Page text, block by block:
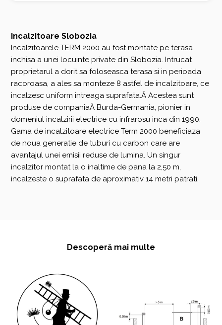
Incalzitoare Slobozia
Incalzitoarele TERM 2000 au fost montate pe terasa
inchisa a unei locuinte private din Slobozia. Intrucat
proprietarul a dorit sa foloseasca terasa si in perioada
racoroasa, a ales sa monteze 8 astfel de incalzitoare, ce
incalzesc uniform intreaga suprafata.Â Acestea sunt
produse de companiaÂ Burda-Germania, pionier in
domeniul incalzirii electrice cu infrarosu inca din 1990.
Gama de incalzitoare electrice Term 2000 beneficiaza
de noua generatie de tuburi cu carbon care are
avantajul unei emisii reduse de lumina. Un singur
incalzitor montat la o inaltime de pana la 2,50 m,
incalzeste o suprafata de aproximativ 14 metri patrati.
Descoperă mai multe